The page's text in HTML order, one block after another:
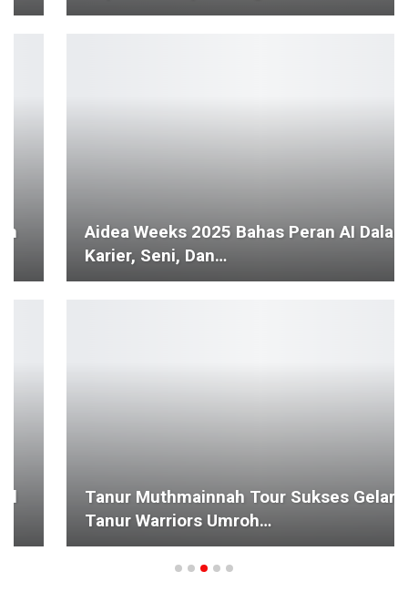
Aidea Weeks 2025 Bahas Peran AI Dalam
Karier, Seni, Dan…
Tanur Muthmainnah Tour Sukses Gelar
Tanur Warriors Umroh…